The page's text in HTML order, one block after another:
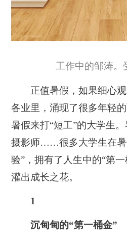
工作中的邹涛。
正值暑假，如果细心观
各业里，涌现了很多年轻
暑假来打“短工”的大学生
摄影师……很多大学生在暑
验”，拥有了人生中的“第
灌出成长之花。
1
沉甸甸的“第一桶金”